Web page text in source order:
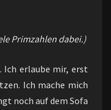
Primzahlen dabei.)
Ich erlaube mir, erst
Ich mache mich
noch auf dem Sofa